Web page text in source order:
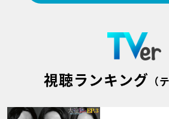
視聴ランキング （